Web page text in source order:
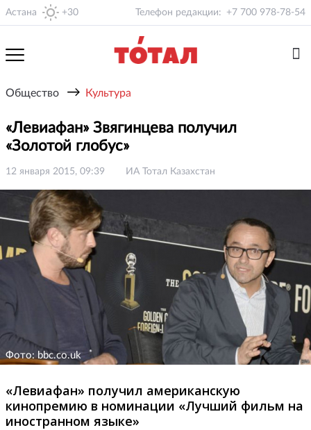
Астана +30 Телефон редакции: +7 700 978-78-54
Общество → Культура
«Левиафан» Звягинцева получил
«Золотой глобус»
12 января 2015, 09:39 ИА Тотал Казахстан
Фото: bbc.co.uk
«Левиафан» получил американскую
кинопремию в номинации «Лучший фильм на
иностранном языке»